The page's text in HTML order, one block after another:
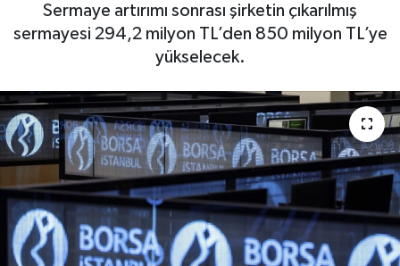
Sermaye artırımı sonrası şirketin çıkarılmış
sermayesi 294,2 milyon TL’den 850 milyon TL’ye
yükselecek.
Coin Isı Haritası
Ekonomik Takvim
Kiripto Para Piyasası
Gizlilik Sözleşmesi
Hakkımızda
İletişim